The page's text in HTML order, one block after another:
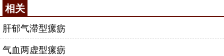
相关
肝郁气滞型瘰疬
气血两虚型瘰疬